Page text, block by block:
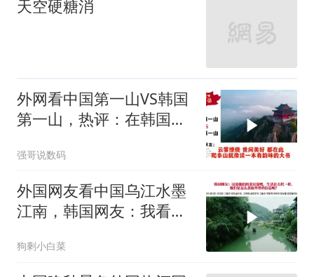
天空硬糖消
外网看中国第一山VS韩国
第一山，热评：在韩国土
强哥说数码
外国网友看中国乌江水墨
江南，韩国网友：我看见
狗剩小白菜